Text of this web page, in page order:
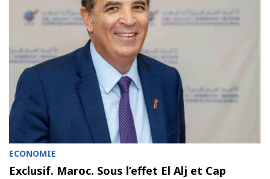
ECONOMIE
Exclusif. Maroc. Sous l’effet El Alj et Cap